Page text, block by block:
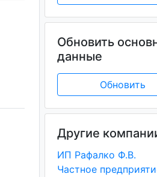
Обновить
данные
Обновить
Другие
ИП Рафалко Ф.В.